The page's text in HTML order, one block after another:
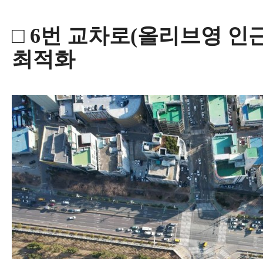
□ 6번 교차로(올리브영 인
최적화